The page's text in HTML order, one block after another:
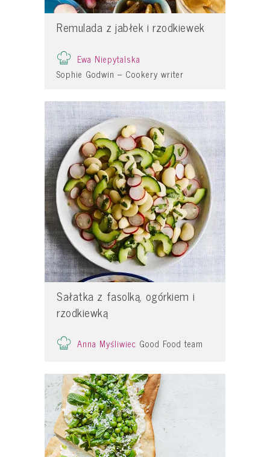
Remulada z jabłek i rzodkiewek
Ewa Niepytalska
Sophie Godwin – Cookery writer
Sałatka z fasolką, ogórkiem i
rzodkiewką
Anna Myśliwiec Good Food team